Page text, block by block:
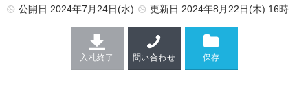
公開日 2024年7月24日(水) 更新日 2024年8月22日(木) 16時
入札終了 問い合わせ